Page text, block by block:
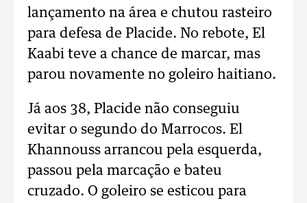
lançamento na área e chutou rasteiro
para defesa de Placide. No rebote, El
Kaabi teve a chance de marcar, mas
parou novamente no goleiro haitiano.
Já aos 38, Placide não conseguiu
evitar o segundo do Marrocos. El
Khannouss arrancou pela esquerda,
passou pela marcação e bateu
cruzado. O goleiro se esticou para